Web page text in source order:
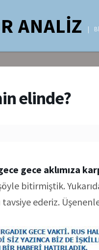
ANALİZ
elinde?
gece aklımıza
bitirmiştik.
ederiz.